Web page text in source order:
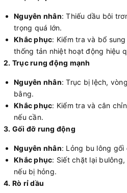
Nguyên nhân: Thiếu dầu bôi
trọng quá lớn.
Khắc phục: Kiểm tra và bổ
thống tản nhiệt hoạt động hiệu
2. Trục rung động mạnh
Nguyên nhân: Trục bị lệch,
bằng.
Khắc phục: Kiểm tra và cân
nếu cần.
3. Gối đỡ rung động
Nguyên nhân: Lỏng bu lông gối
Khắc phục: Siết chặt lại
nếu bị hỏng.
4. Rò rỉ dầu